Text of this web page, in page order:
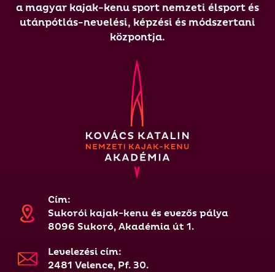
a magyar kajak-kenu sport nemzeti élsport és
utánpótlás-nevelési, képzési és módszertani
központja.
Cím:
Sukorói kajak-kenu és evezős pálya
8096 Sukoró, Akadémia út 1.
Levelezési cím:
2481 Velence, Pf. 30.